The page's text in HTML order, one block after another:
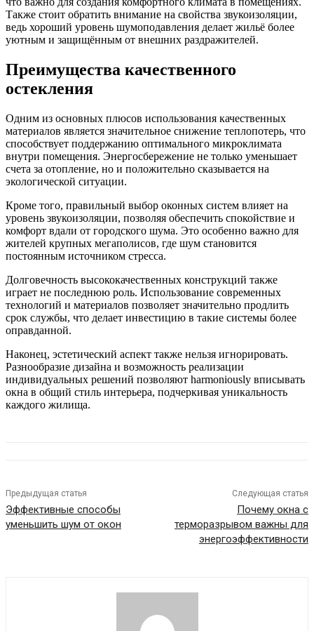
Также стоит обратить внимание на свойства звукоизоляции,
ведь хороший уровень шумоподавления делает жильё более
уютным и защищённым от внешних раздражителей.
Преимущества качественного
остекления
Одним из основных плюсов использования качественных
материалов является значительное снижение теплопотерь, что
способствует поддержанию оптимального микроклимата
внутри помещения. Энергосбережение не только уменьшает
счета за отопление, но и положительно сказывается на
экологической ситуации.
Кроме того, правильный выбор оконных систем влияет на
уровень звукоизоляции, позволяя обеспечить спокойствие и
комфорт вдали от городского шума. Это особенно важно для
жителей крупных мегаполисов, где шум становится
постоянным источником стресса.
Долговечность высококачественных конструкций также
играет не последнюю роль. Использование современных
технологий и материалов позволяет значительно продлить
срок службы, что делает инвестицию в такие системы более
оправданной.
Наконец, эстетический аспект также нельзя игнорировать.
Разнообразие дизайна и возможность реализации
индивидуальных решений позволяют harmoniously вписывать
окна в общий стиль интерьера, подчеркивая уникальность
каждого жилища.
Предыдущая статья
Эффективные способы
уменьшить шум от окон
Следующая статья
Почему окна с
терморазрывом важны для
энергоэффективности